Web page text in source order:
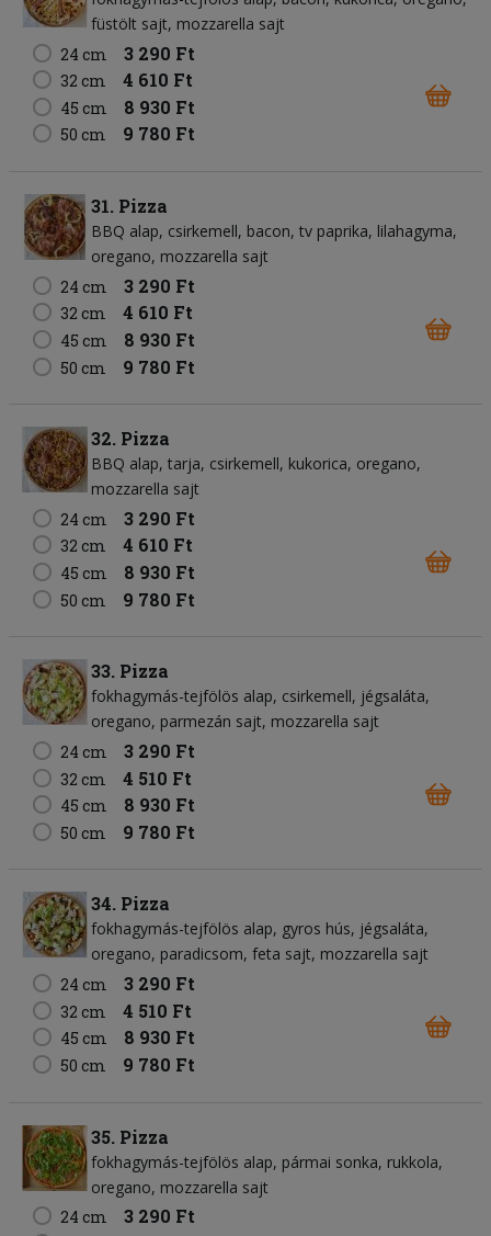
füstölt sajt mozzarella sajt
24 cm
3 290 Ft
32 cm 4 610 Ft
45 cm 8 930 Ft
50 cm 9 780 Ft
31. Pizza
BBQ alap csirkemell bacon tv paprika lilahagyma
oregano mozzarella sajt
24 cm
3 290 Ft
32 cm 4 610 Ft
45 cm 8 930 Ft
50 cm 9 780 Ft
32. Pizza
BBQ alap tarja csirkemell kukorica oregano
mozzarella sajt
24 cm
3 290 Ft
32 cm 4 610 Ft
45 cm 8 930 Ft
50 cm 9 780 Ft
33. Pizza
fokhagymás-tejfölös alap csirkemell jégsaláta
oregano parmezán sajt mozzarella sajt
24 cm
3 290 Ft
32 cm 4 510 Ft
45 cm 8 930 Ft
50 cm 9 780 Ft
34. Pizza
fokhagymás-tejfölös alap gyros hús jégsaláta
oregano paradicsom feta sajt mozzarella sajt
24 cm
3 290 Ft
32 cm 4 510 Ft
45 cm 8 930 Ft
50 cm 9 780 Ft
35. Pizza
fokhagymás-tejfölös alap pármai sonka rukkola
oregano mozzarella sajt
24 cm
3 290 Ft